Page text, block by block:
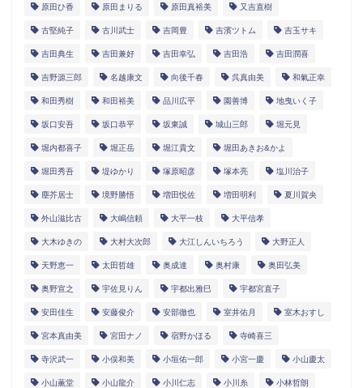
原田ひ香 原田まりる 原田真裕美 又吉直樹
古堅純子 古川武士 吉岡豊 吉濱ツトム 吉玉サキ
吉田典生 吉田兼好 吉田幸弘 吉田浩 吉田潤喜
吉野源三郎 名越康文 向後千春 呉真由美 和氣正幸
和田秀樹 和田裕美 品川広平 園善博 地曳いく子
坂口安吾 坂口恭平 坂東誠 城山三郎 堀元見
堀内都喜子 堀正岳 堀江貴文 堀田あきお&かよ
堀田秀吾 堤ゆかり 塚原昭彦 塚本亮 塩川治子
塵芥居士 境野勝悟 増田悦佐 増田明利 夏川賀央
外山滋比古 大嶋信頼 大平一枝 大平信孝
大木ゆきの 大村大次郎 大江しんいちろう 大野正人
天野恵一 太田哲雄 奥成達 奥村康 奥田弘美
奥野宣之 宇佐見りん 宇都出雅巳 宇都宮直子
安田佳生 安藤俊介 安部徹也 室井佑月 室木おすし
宮本真由美 宮田ナノ 宿野かほる 寺崎喜三
寺沢武一 小俣和美 小垣佑一郎 小宮一慶 小山慶太
小山薫堂 小山龍介 小川仁志 小川糸 小林哲朗